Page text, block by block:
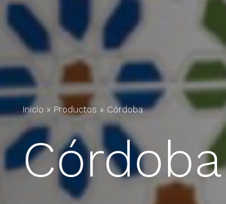
Inicio » Productos » Córdoba
Córdoba